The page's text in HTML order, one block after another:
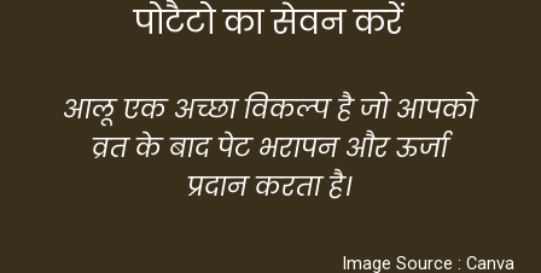
पोटैटो का सेवन करें
आलू एक अच्छा विकल्प है जो आपको
व्रत के बाद पेट भरापन और ऊर्जा
प्रदान करता है।
Image Source : Canva